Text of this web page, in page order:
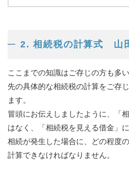
2. 相続税の計算式 山
ここまでの知識はご存じの方も多
先の具体的な相続税の計算をご存
ます。
冒頭にお伝えしましたように、「
はなく、「相続税を見える借金」
相続が発生した場合に、どの程度
計算できなければなりません。